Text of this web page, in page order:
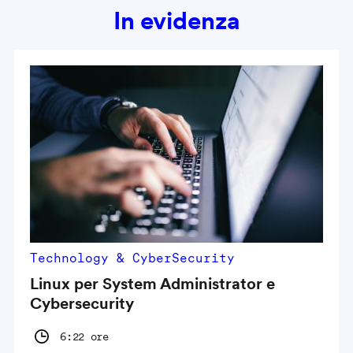
In evidenza
Technology & CyberSecurity
Linux per System Administrator e
Cybersecurity
6:22 ore